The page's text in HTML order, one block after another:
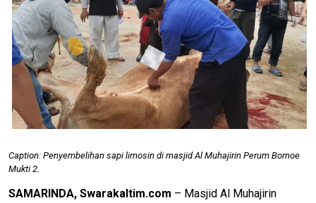
Caption: Penyembelihan sapi limosin di masjid Al Muhajirin Perum Bornoe
Mukti 2.
SAMARINDA, Swarakaltim.com – Masjid Al Muhajirin